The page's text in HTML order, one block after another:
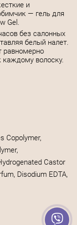
и
— гель для
Gel.
без салонных
белый налет.
равномерно
каждому волоску.
Copolymer,
Castor
Disodium EDTA,